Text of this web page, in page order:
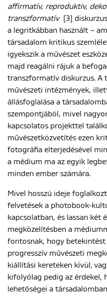
affirmatív, reproduktív,
transzformatív[3]
a legritkábban használt –
társadalom kritikus
igyekszik a művészet
majd reagálni rájuk a
transzformatív diskurzus. A
művészeti intézmények,
állásfoglalása a
szempontjából, mivel
kapcsolatos projekttel
művészetközvetítés ezen
fotográfia elterjedésével
a médium ma az egyik
minden ember számára.
Mivel hosszú ideje
felvetések a photobook-
kapcsolatban, és lassan két
megközelítésben a
fontosnak, hogy
progresszív művészeti
kiállítási kereteken kívül,
kifolyólag pedig az érdekel,
lehetőségei a